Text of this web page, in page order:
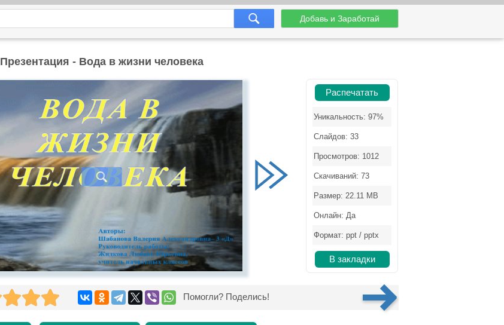
Добавь и Заработай
Презентация - Вода в жизни человека
Распечатать
Уникальность: 97%
Слайдов: 33
Просмотров: 1012
Скачиваний: 73
Размер: 22.11 MB
Онлайн: Да
Формат: ppt / pptx
В закладки
Помогли? Поделись!